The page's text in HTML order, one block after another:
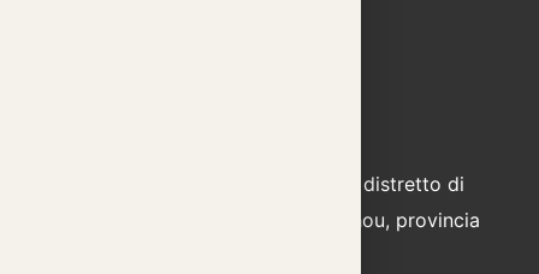
N. 333 Jinhai 2nd Road, distretto di
Longwan, città di Wenzhou, provincia